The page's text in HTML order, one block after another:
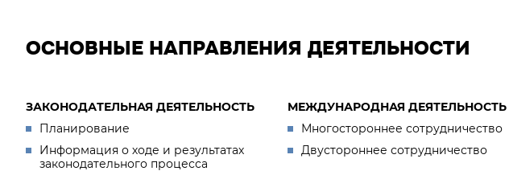
ОСНОВНЫЕ НАПРАВЛЕНИЯ ДЕЯТЕЛЬНОСТИ
ЗАКОНОДАТЕЛЬНАЯ ДЕЯТЕЛЬНОСТЬ
Планирование
Информация о ходе и результатах
законодательного процесса
МЕЖДУНАРОДНАЯ ДЕЯТЕЛЬНОСТЬ
Многостороннее сотрудничество
Двустороннее сотрудничество